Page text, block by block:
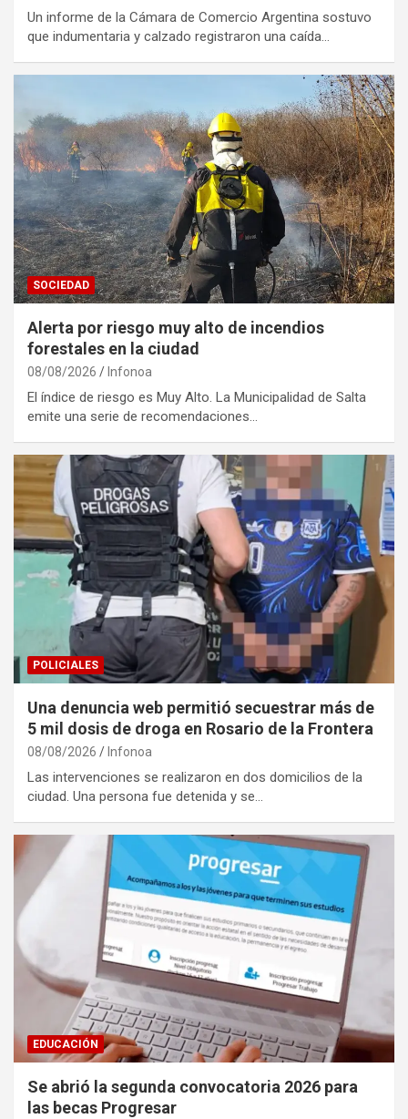
Un informe de la Cámara de Comercio Argentina sostuvo
que indumentaria y calzado registraron una caída…
SOCIEDAD
Alerta por riesgo muy alto de incendios
forestales en la ciudad
08/08/2026 Infonoa
El índice de riesgo es Muy Alto. La Municipalidad de Salta
emite una serie de recomendaciones…
POLICIALES
Una denuncia web permitió secuestrar más de
5 mil dosis de droga en Rosario de la Frontera
08/08/2026 Infonoa
Las intervenciones se realizaron en dos domicilios de la
ciudad. Una persona fue detenida y se…
EDUCACIÓN
Se abrió la segunda convocatoria 2026 para
las becas Progresar